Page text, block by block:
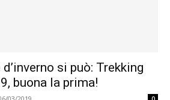
si può: Trekking
buona la prima!